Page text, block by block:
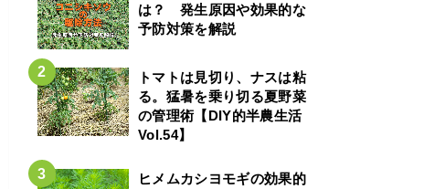
は？ 発生原因や効果的な
予防対策を解説
トマトは見切り、ナスは粘
る。猛暑を乗り切る夏野菜
の管理術【DIY的半農生活
Vol.54】
ヒメムカシヨモギの効果的